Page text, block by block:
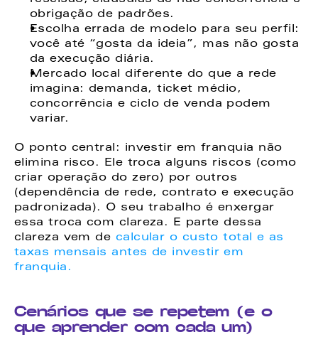
obrigação de padrões.
Escolha errada de modelo para seu perfil:
você até “gosta da ideia”, mas não gosta
da execução diária.
Mercado local diferente do que a rede
imagina: demanda, ticket médio,
concorrência e ciclo de venda podem
variar.
O ponto central: investir em franquia não
elimina risco. Ele troca alguns riscos (como
criar operação do zero) por outros
(dependência de rede, contrato e execução
padronizada). O seu trabalho é enxergar
essa troca com clareza. E parte dessa
clareza vem de calcular o custo total e as
taxas mensais antes de investir em
franquia.
Cenários que se repetem (e o
que aprender com cada um)